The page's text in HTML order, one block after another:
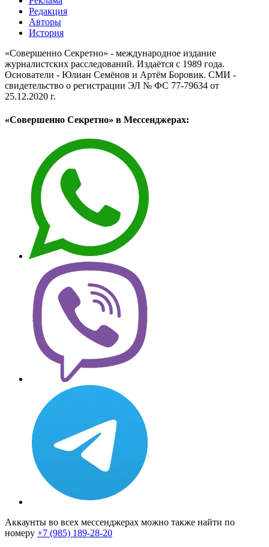
Редакция
Авторы
История
«Совершенно Секретно» - международное издание
журналистских расследований. Издаётся с 1989 года.
Основатели - Юлиан Семёнов и Артём Боровик. CМИ -
свидетельство о регистрации ЭЛ № ФС 77-79634 от
25.12.2020 г.
«Совершенно Секретно» в Мессенджерах:
Аккаунты во всех мессенджерах можно также найти по
номеру +7 (985) 189-28-20